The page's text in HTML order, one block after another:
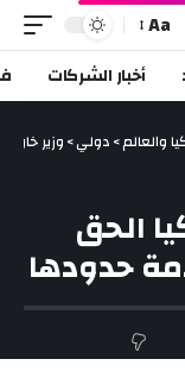
Aa
أخبار الشركات
والعالم>دولي>وزير
الحق
حدودها